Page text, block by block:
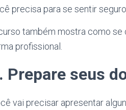
precisa para se sentir
também mostra como
profissional.
Prepare seus
vai precisar apresentar